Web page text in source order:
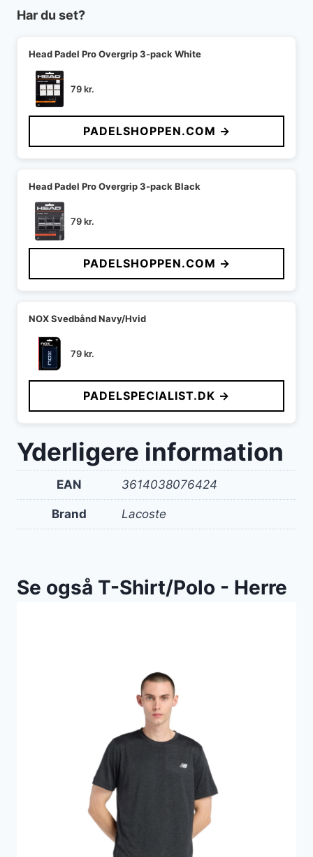
Har du set?
Head Padel Pro Overgrip 3-pack White
79kr.
PADELSHOPPEN.COM →
Head Padel Pro Overgrip 3-pack Black
79kr.
PADELSHOPPEN.COM →
NOX Svedbånd Navy/Hvid
79kr.
PADELSPECIALIST.DK →
Yderligere information
EAN 3614038076424
Brand Lacoste
Se også T-Shirt/Polo - Herre